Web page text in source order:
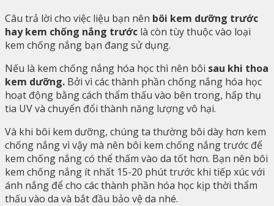
Câu trả lời cho việc liệu bạn nên bôi kem dưỡng trước
hay kem chống nắng trước là còn tùy thuộc vào loại
kem chống nắng bạn đang sử dụng.
Nếu là kem chống nắng hóa học thì nên bôi sau khi thoa
kem dưỡng. Bởi vì các thành phần chống nắng hóa học
hoạt động bằng cách thẩm thấu vào bên trong, hấp thụ
tia UV và chuyển đổi thành năng lượng vô hại.
Và khi bôi kem dưỡng, chúng ta thường bôi dày hơn kem
chống nắng vì vậy mà nên bôi kem chống nắng trước để
kem chống nắng có thể thấm vào da tốt hơn. Bạn nên bôi
kem chống nắng ít nhất 15-20 phút trước khi tiếp xúc với
ánh nắng để cho các thành phần hóa học kịp thời thẩm
thấu vào da và bắt đầu bảo vệ da nhé.